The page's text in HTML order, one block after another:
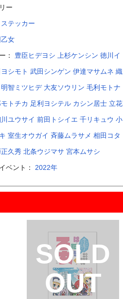
ー
ステッカー
女
： 豊臣ヒデヨシ 上杉ケンシン 徳川イ
シモト 武田シンゲン 伊達マサムネ 織
明智ミツヒデ 大友ソウリン 毛利モトナ
トチカ 足利ヨシテル カシン居士 立花
ユウサイ 前田トシイエ 千リキュウ 小
室生オウガイ 斉藤ムラサメ 相田コタ
久秀 北条ウジマサ 宮本ムサシ
ベント： 2022年
SOLD
OUT